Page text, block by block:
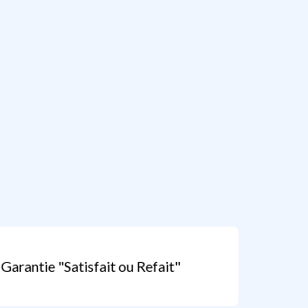
Garantie "Satisfait ou Refait"